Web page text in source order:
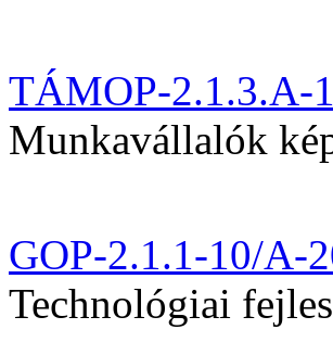
TÁMOP-2.1.3.A-
Munkavállalók
GOP-2.1.1-10/A-
Technológiai